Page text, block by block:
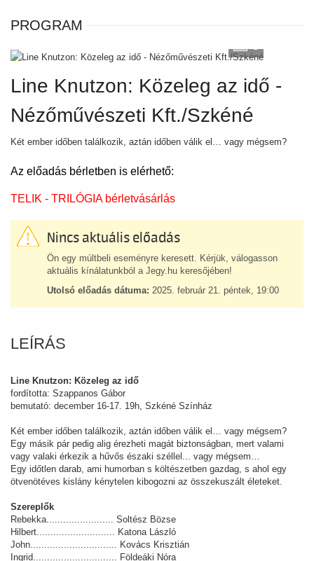
PROGRAM
3
Line Knutzon: Közeleg az idő -
Nézőművészeti Kft./Szkéné
Két ember időben találkozik, aztán időben válik el… vagy mégsem?
Az előadás bérletben is elérhető:
TELIK - TRILÓGIA bérletvásárlás
Nincs aktuális előadás
Ön egy múltbeli eseményre keresett. Kérjük, válogasson
aktuális kínálatunkból a Jegy.hu keresőjében!
Utolsó előadás dátuma: 2025. február 21. péntek, 19:00
LEÍRÁS
Line Knutzon: Közeleg az idő
fordította: Szappanos Gábor
bemutató: december 16-17. 19h, Szkéné Színház
Két ember időben találkozik, aztán időben válik el… vagy mégsem?
Egy másik pár pedig alig érezheti magát biztonságban, mert valami
vagy valaki érkezik a hűvős északi széllel... vagy mégsem…
Egy időtlen darab, ami humorban s költészetben gazdag, s ahol egy
ötvenötéves kislány kénytelen kibogozni az összekuszált életeket.
Szereplők
Rebekka........................ Soltész Bözse
Hilbert............................ Katona László
John............................... Kovács Krisztián
Ingrid.............................. Földeáki Nóra